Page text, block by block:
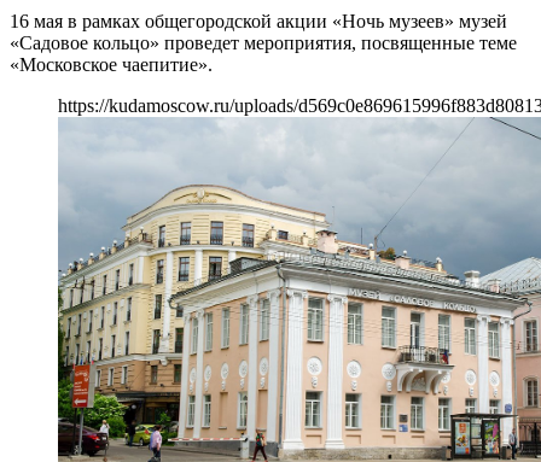
16 мая в рамках общегородской акции «Ночь музеев» музей
«Садовое кольцо» проведет мероприятия, посвященные теме
«Московское чаепитие».
https://kudamoscow.ru/uploads/